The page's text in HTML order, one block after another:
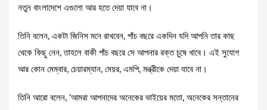
নতুন বাংলাদেশে এগুলো আর হতে দেয়া যাবে না।
তিনি বলেন, একটা জিনিস মনে রাখবেন, পাঁচ বছরে একদিন যদি আপনি তার কাছ
থেকে কিছু নেন, তাহলে বাকী পাঁচ বছরে সে আপনার রক্ত চুষে খাবে। এই সুযোগ
আর কোন মেম্বার, চেয়ারম্যান, মেয়র, এমপি, মন্ত্রীকে দেয়া যাবে না।
তিনি আরো বলেন, ‘আমরা আপনাদের অনেকের ভাইয়ের মতো, অনেকের সন্তানের